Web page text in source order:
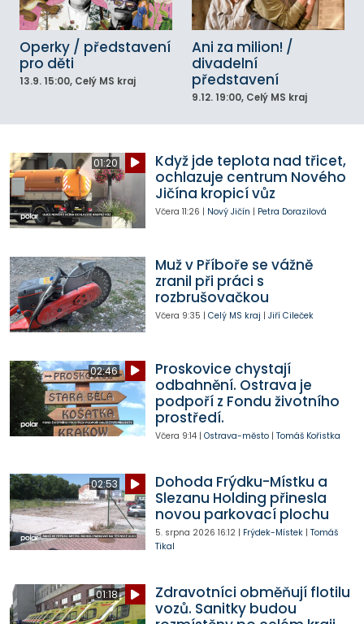
Operky / představení
pro děti
13.9. 15:00, Celý MS kraj
Ani za milion! /
divadelní
představení
9.12. 19:00, Celý MS kraj
01:20
Když jde teplota nad třicet,
ochlazuje centrum Nového
Jičína kropicí vůz
Včera 11:26 | Nový Jičín | Petra Dorazilová
Muž v Příboře se vážně
zranil při práci s
rozbrušovačkou
Včera 9:35 | Celý MS kraj | Jiří Cileček
02:46
Proskovice chystají
odbahnění. Ostrava je
podpoří z Fondu životního
prostředí.
Včera 9:14| Ostrava-město| Tomáš Kořistka
02:53
Dohoda Frýdku-Místku a
Slezanu Holding přinesla
novou parkovací plochu
5. srpna 2026 16:12| Frýdek-Místek| Tomáš
Tikal
01:18
Zdravotníci obměňují flotilu
vozů. Sanitky budou